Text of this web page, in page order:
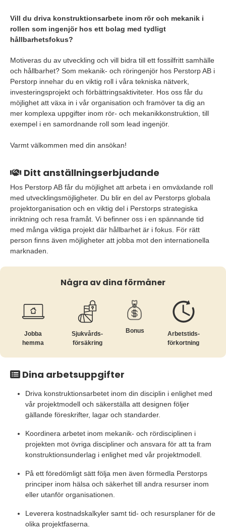
Vill du driva konstruktionsarbete inom rör och mekanik i
rollen som ingenjör hos ett bolag med tydligt
hållbarhetsfokus?
Motiveras du av utveckling och vill bidra till ett fossilfritt samhälle
och hållbarhet? Som mekanik- och röringenjör hos Perstorp AB i
Perstorp innehar du en viktig roll i våra tekniska nätverk,
investeringsprojekt och förbättringsaktiviteter. Hos oss får du
möjlighet att växa in i vår organisation och framöver ta dig an
mer komplexa uppgifter inom rör- och mekanikkonstruktion, till
exempel i en samordnande roll som lead ingenjör.
Varmt välkommen med din ansökan!
Ditt anställningserbjudande
Hos Perstorp AB får du möjlighet att arbeta i en omväxlande roll
med utvecklingsmöjligheter. Du blir en del av Perstorps globala
projektorganisation och en viktig del i Perstorps strategiska
inriktning och resa framåt. Vi befinner oss i en spännande tid
med många viktiga projekt där hållbarhet är i fokus. För rätt
person finns även möjligheter att jobba mot den internationella
marknaden.
Några av dina förmåner
Jobba
hemma
Sjukvårds­
försäkring
Bonus
Arbetstids­
förkortning
Dina arbetsuppgifter
Driva konstruktionsarbetet inom din disciplin i enlighet med
vår projektmodell och säkerställa att designen följer
gällande föreskrifter, lagar och standarder.
Koordinera arbetet inom mekanik- och rördisciplinen i
projekten mot övriga discipliner och ansvara för att ta fram
konstruktionsunderlag i enlighet med vår projektmodell.
På ett föredömligt sätt följa men även förmedla Perstorps
principer inom hälsa och säkerhet till andra resurser inom
eller utanför organisationen.
Leverera kostnadskalkyler samt tid- och resursplaner för de
olika projektfaserna.